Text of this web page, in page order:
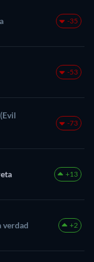
-35
-53
-73
+13
verdad +2